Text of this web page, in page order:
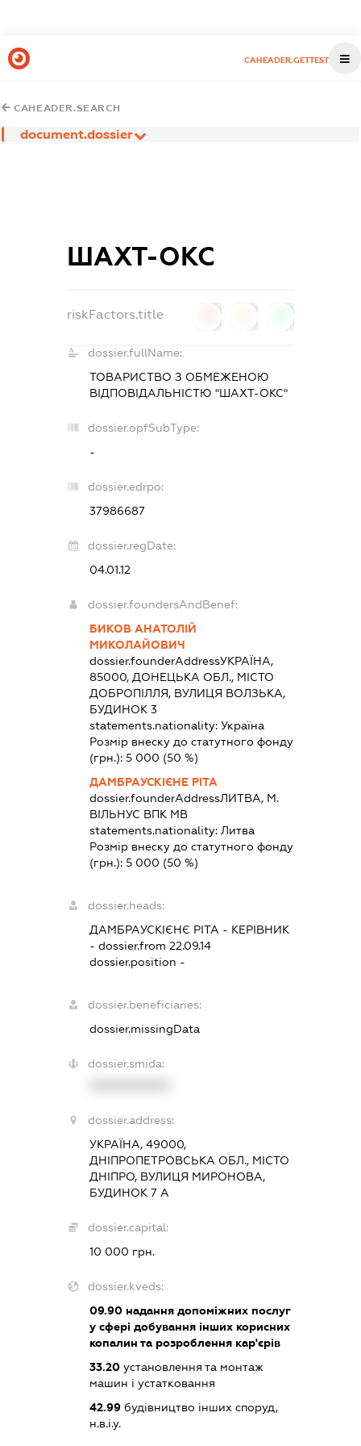
CAHEADER.GETTEST
CAHEADER.SEARCH
document.dossier
ШАХТ-ОКС
riskFactors.title
dossier.fullName:
ТОВАРИСТВО З ОБМЕЖЕНОЮ
ВІДПОВІДАЛЬНІСТЮ "ШАХТ-ОКС"
dossier.opfSubType:
-
dossier.edrpo:
37986687
dossier.regDate:
04.01.12
dossier.foundersAndBenef:
БИКОВ АНАТОЛІЙ
МИКОЛАЙОВИЧ
dossier.founderAddressУКРАЇНА,
85000, ДОНЕЦЬКА ОБЛ., МІСТО
ДОБРОПІЛЛЯ, ВУЛИЦЯ ВОЛЗЬКА,
БУДИНОК 3
statements.nationality: Україна
Розмір внеску до статутного фонду
(грн.): 5 000 (50 %)
ДАМБРАУСКІЄНЕ РІТА
dossier.founderAddressЛИТВА, М.
ВІЛЬНУС ВПК МВ
statements.nationality: Литва
Розмір внеску до статутного фонду
(грн.): 5 000 (50 %)
dossier.heads:
ДАМБРАУСКІЄНЄ РІТА - КЕРІВНИК
- dossier.from 22.09.14
dossier.position -
dossier.beneficiaries:
dossier.missingData
dossier.smida:
dossier.address:
УКРАЇНА, 49000,
ДНІПРОПЕТРОВСЬКА ОБЛ., МІСТО
ДНІПРО, ВУЛИЦЯ МИРОНОВА,
БУДИНОК 7 А
dossier.capital:
10 000 грн.
dossier.kveds:
09.90надання допоміжних послуг
у сфері добування інших корисних
копалин та розроблення кар'єрів
33.20установлення та монтаж
машин і устатковання
42.99будівництво інших споруд,
н.в.і.у.